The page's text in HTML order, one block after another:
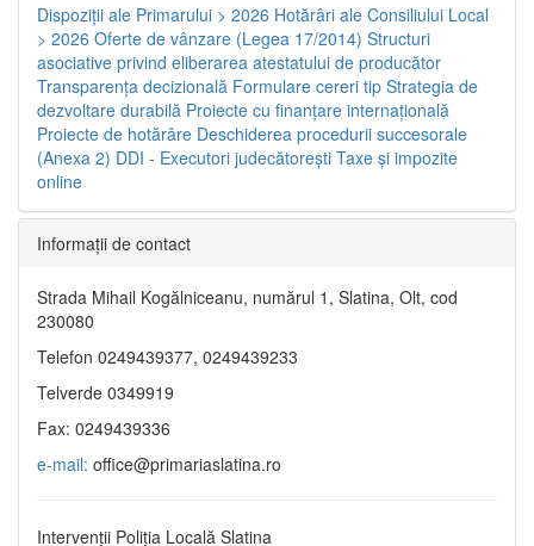
Dispoziţii ale Primarului > 2026 Hotărâri ale Consiliului Local
> 2026 Oferte de vânzare (Legea 17/2014) Structuri
asociative privind eliberarea atestatului de producător
Transparenţa decizională Formulare cereri tip Strategia de
dezvoltare durabilă Proiecte cu finanţare internaţională
Proiecte de hotărâre Deschiderea procedurii succesorale
(Anexa 2) DDI - Executori judecătorești Taxe şi impozite
online
Informaţii de contact
Strada Mihail Kogălniceanu, numărul 1, Slatina, Olt, cod
230080
Telefon 0249439377, 0249439233
Telverde 0349919
Fax: 0249439336
e-mail: office@primariaslatina.ro
Intervenții Poliția Locală Slatina